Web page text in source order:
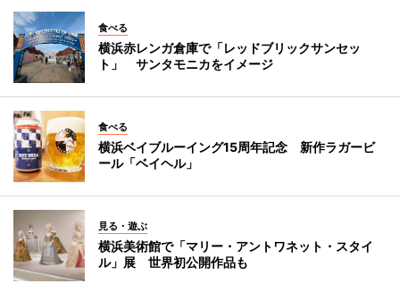
食べる
横浜赤レンガ倉庫で「レッドブリックサンセッ
ト」 サンタモニカをイメージ
食べる
横浜ベイブルーイング15周年記念 新作ラガービ
ール「ベイヘル」
見る・遊ぶ
横浜美術館で「マリー・アントワネット・スタイ
ル」展 世界初公開作品も